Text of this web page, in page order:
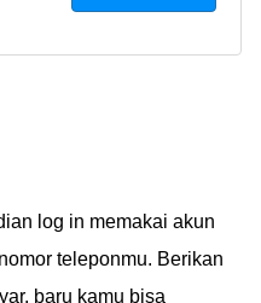
log in memakai akun
teleponmu. Berikan
baru kamu bisa